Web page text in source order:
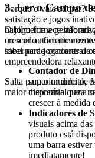
Porque o vais adorar?
satisfação e jogos
habilmente a gestão
crescer
ideal para jogadores de
empreendedora
Salta para o mundo de
maior mercearia que a
3. Ler o Campo
O jogo fornece
mercado
saber onde concentrar
Contador de
superior direito,
disponível para
crescer à medida
Indicadores de
visuais acima
produto está
uma barra estiver
imediatamente!